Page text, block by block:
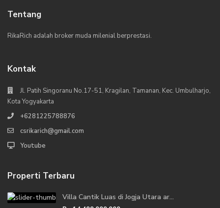
Tentang
RikaRich adalah broker muda milenial berprestasi.
Kontak
Jl. Patih Singoranu No.17-51, Kragilan, Tamanan, Kec. Umbulharjo,
Kota Yogyakarta
+6281225788876
csrikarich@gmail.com
Youtube
Properti Terbaru
Villa Cantik Luas di Jogja Utara ar...